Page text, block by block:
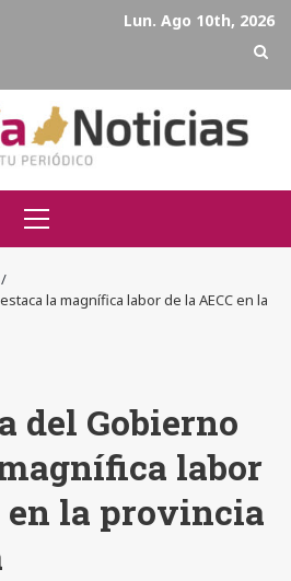
Lun. Ago 10th, 2026
Primary
Menu
la magnífica labor de la AECC en la
del Gobierno
labor
en la provincia